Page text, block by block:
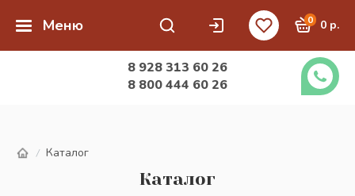
Меню 0 0 р.
8 928 313 60 26
8 800 444 60 26
/ Каталог
Каталог